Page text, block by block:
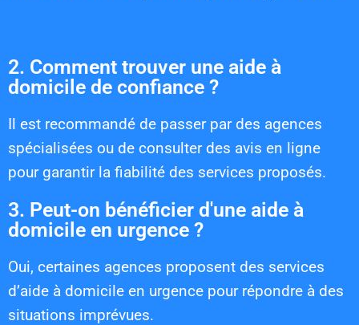
2. Comment trouver une aide à
domicile de confiance ?
Il est recommandé de passer par des agences
spécialisées ou de consulter des avis en ligne
pour garantir la fiabilité des services proposés.
3. Peut-on bénéficier d'une aide à
domicile en urgence ?
Oui, certaines agences proposent des services
d’aide à domicile en urgence pour répondre à des
situations imprévues.